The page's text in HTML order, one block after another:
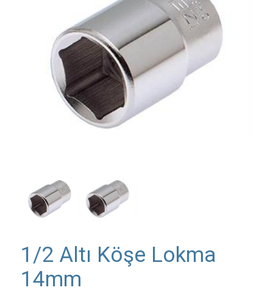
1/2 Altı Köşe Lokma
14mm